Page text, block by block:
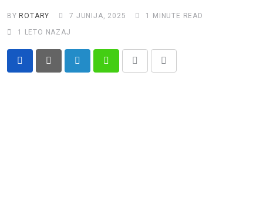
BY ROTARY 7 JUNIJA, 2025
1 MINUTE READ
1 LETO NAZAJ